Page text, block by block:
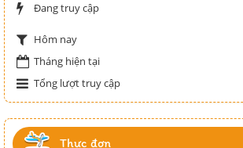
Đang truy cập
Hôm nay
Tháng hiện tại
Tổng lượt truy cập
Thực đơn